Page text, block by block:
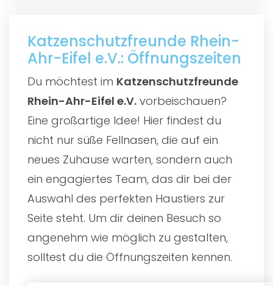
Katzenschutzfreunde Rhein-
Ahr-Eifel e.V.: Öffnungszeiten
Du möchtest im Katzenschutzfreunde
Rhein-Ahr-Eifel e.V. vorbeischauen?
Eine großartige Idee! Hier findest du
nicht nur süße Fellnasen, die auf ein
neues Zuhause warten, sondern auch
ein engagiertes Team, das dir bei der
Auswahl des perfekten Haustiers zur
Seite steht. Um dir deinen Besuch so
angenehm wie möglich zu gestalten,
solltest du die Öffnungszeiten kennen.